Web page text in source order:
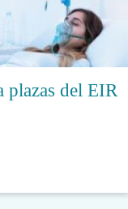
plazas del EIR